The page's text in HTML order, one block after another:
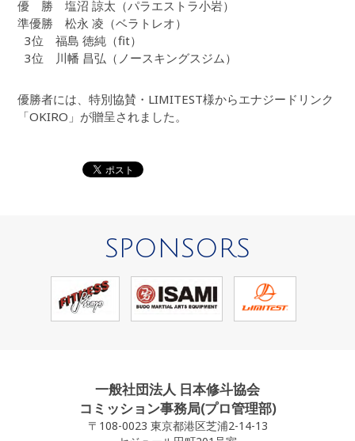
優 勝 塩沼 諒太（パラエストラ小岩）
準優勝 松永 凌（ベラトレオ）
3位 福島 徳純（fit）
3位 川幡 昌弘（ノースキングスジム）
優勝者には、特別協賛・LIMITEST様からエナジードリンク
「OKIRO」が贈呈されました。
SPONSORS
一般社団法人 日本修斗協会
コミッション事務局(プロ管理部)
〒108-0023 東京都港区芝浦2-14-13